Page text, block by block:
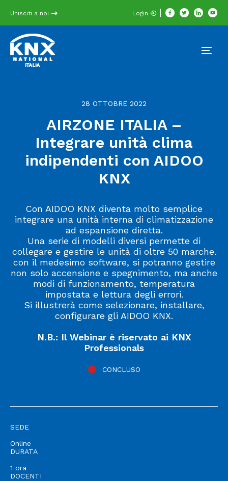
Unisciti a noi Login
28 OTTOBRE 2022
AIRZONE ITALIA –
Integrare unità clima
indipendenti con AIDOO
KNX
Con AIDOO KNX diventa molto semplice
integrare una unità interna di climatizzazione
ad espansione diretta.
Una serie di modelli diversi permette di
collegare e gestire le unità di oltre 50 marche.
con il medesimo software, si potranno gestire
non solo accensione e spegnimento, ma anche
modi di funzionamento, temperatura
impostata e lettura degli errori.
Si illustrerà come selezionare, installare,
configurare gli AIDOO KNX.
N.B.: Il Webinar è riservato ai KNX
Professionals
CONCLUSO
SEDE
Online
DURATA
1 ora
DOCENTI